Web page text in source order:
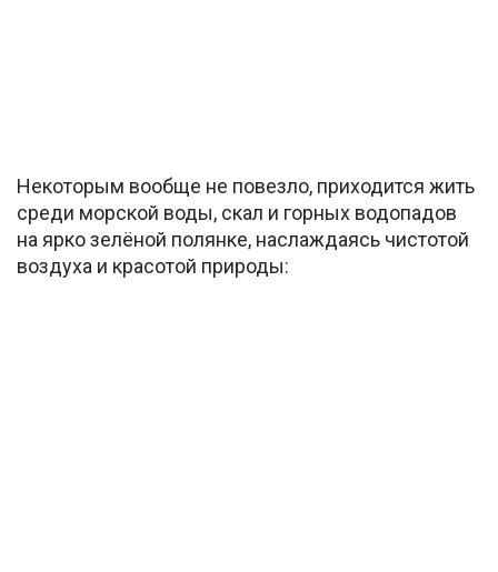
Некоторым вообще не повезло, приходится жить
среди морской воды, скал и горных водопадов
на ярко зелёной полянке, наслаждаясь чистотой
воздуха и красотой природы: